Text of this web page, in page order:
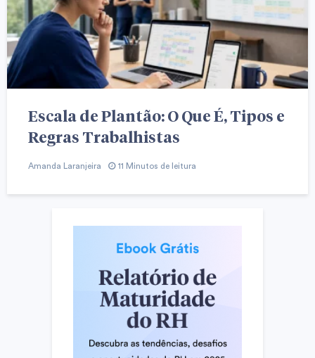
Escala de Plantão: O Que É, Tipos e
Regras Trabalhistas
Amanda Laranjeira 11 Minutos de leitura